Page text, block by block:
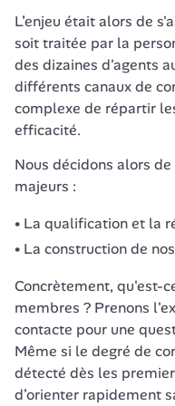
L’enjeu était alors de
soit traitée par la
des dizaines d'agents
différents canaux de
complexe de répartir
efficacité.
Nous décidons alors
majeurs :
La qualification et la
La construction de
Concrètement, qu'est-
membres ? Prenons
contacte pour une
Même si le degré de
détecté dès les
d’orienter rapidement